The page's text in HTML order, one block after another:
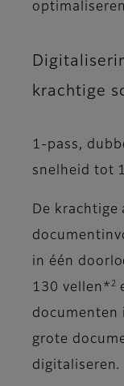
optimaliseren
krachtige
1-pass,
snelheid tot
De krachtige
in één
130 vellen* 2
documenten
grote
digitaliseren.